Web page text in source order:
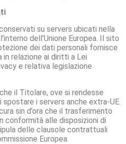
su servers ubicati nella
dell’Unione Europea. Il sito
dei dati personali fornisce
relazione ai diritti a Lei
e relativa legislazione
il Titolare, ove si rendesse
i servers anche extra-UE.
sin d’ora che il trasferimento
conformità alle disposizioni di
delle clausole contrattuali
Europea.